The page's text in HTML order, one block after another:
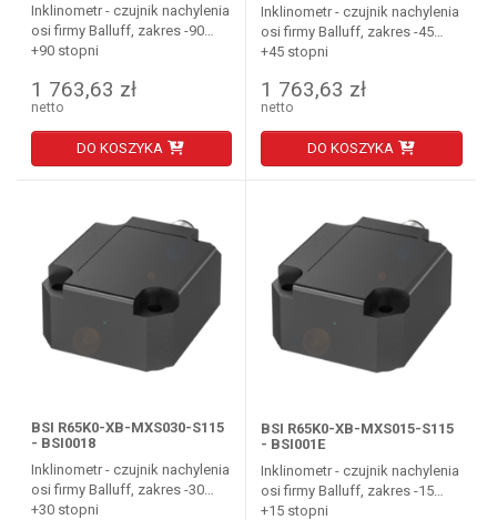
Inklinometr - czujnik nachylenia
osi firmy Balluff, zakres -90…
+90 stopni
1 763,63 zł
netto
DO KOSZYKA
Inklinometr - czujnik nachylenia
osi firmy Balluff, zakres -45…
+45 stopni
1 763,63 zł
netto
DO KOSZYKA
BSI R65K0-XB-MXS030-S115
- BSI0018
Inklinometr - czujnik nachylenia
osi firmy Balluff, zakres -30…
+30 stopni
BSI R65K0-XB-MXS015-S115
- BSI001E
Inklinometr - czujnik nachylenia
osi firmy Balluff, zakres -15…
+15 stopni